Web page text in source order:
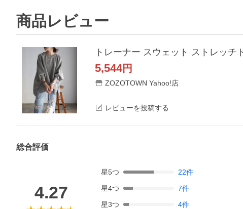
商品レビュー
トレーナー スウェット ストレッチ
5,544円
ZOZOTOWN Yahoo!店
レビューを投稿する
総合評価
4.27
星5つ 22件
星4つ 7件
星3つ 4件